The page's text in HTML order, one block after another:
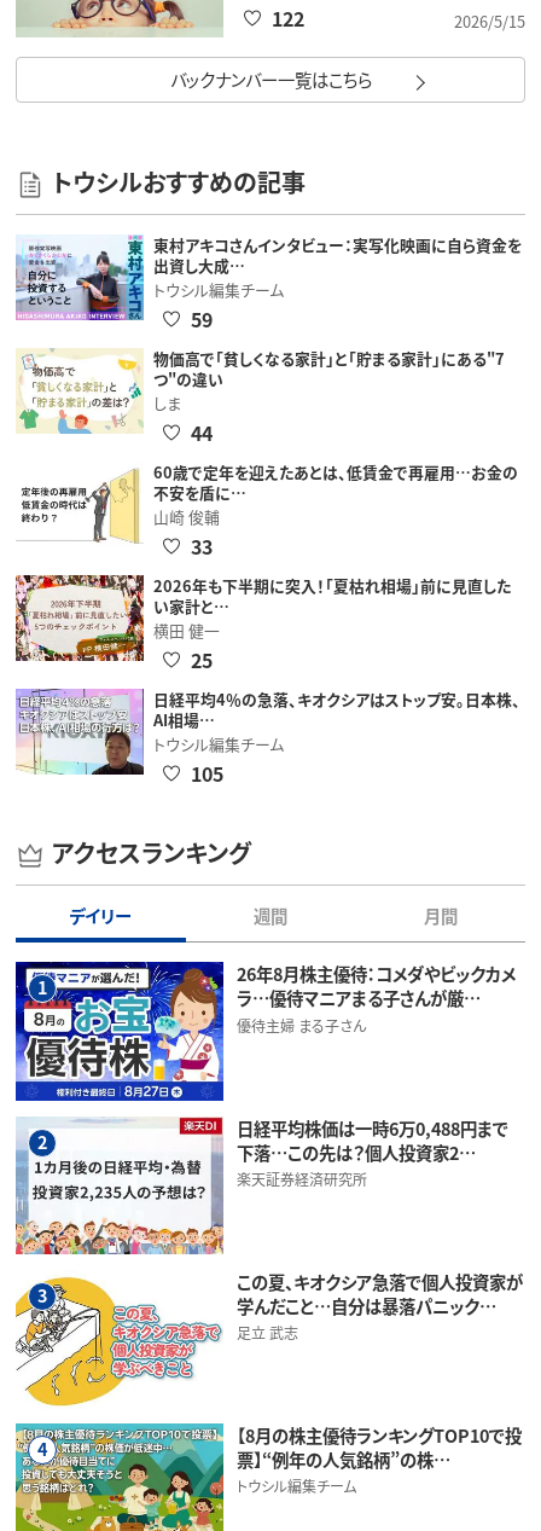
2026/5/15
122
バックナンバー一覧はこちら
トウシルおすすめの記事
東村アキコさんインタビュー：実写化映画に自ら資金を
出資し大成…
トウシル編集チーム
59
物価高で「貧しくなる家計」と「貯まる家計」にある"7
つ"の違い
しま
44
60歳で定年を迎えたあとは、低賃金で再雇用…お金の
不安を盾に…
山崎 俊輔
33
2026年も下半期に突入！「夏枯れ相場」前に見直した
い家計と…
横田 健一
25
日経平均4％の急落、キオクシアはストップ安。日本株、
AI相場…
トウシル編集チーム
105
アクセスランキング
デイリー 週間 月間
1
26年8月株主優待：コメダやビックカメ
ラ…優待マニアまる子さんが厳…
優待主婦 まる子さん
2
日経平均株価は一時6万0,488円まで
下落…この先は？個人投資家2…
楽天証券経済研究所
3
この夏、キオクシア急落で個人投資家が
学んだこと…自分は暴落パニック…
足立 武志
4
【8月の株主優待ランキングTOP10で投
票】“例年の人気銘柄”の株…
トウシル編集チーム